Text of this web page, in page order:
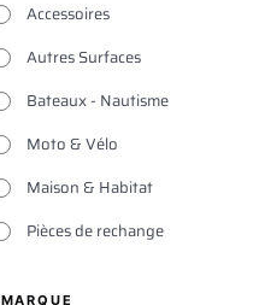
Accessoires
Autres Surfaces
Bateaux - Nautisme
Moto & Vélo
Maison & Habitat
Pièces de rechange
MARQUE